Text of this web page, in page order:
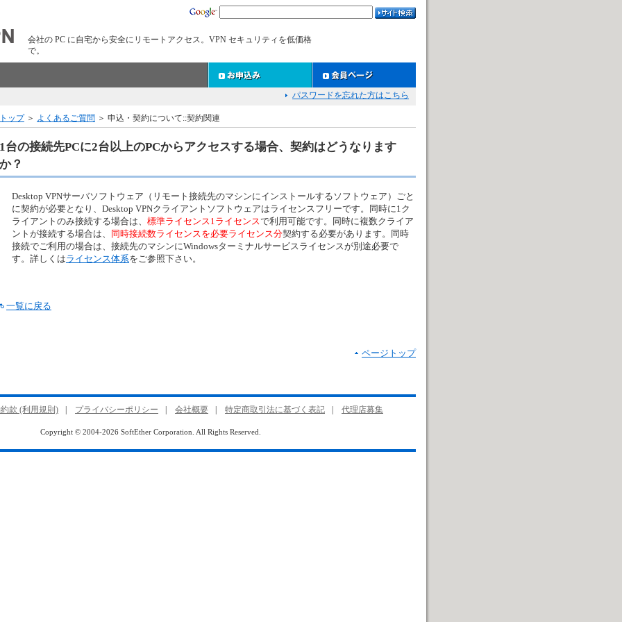
会社の PC に自宅から安全にリモートアクセス。VPN セキュリティを低価格
で。
パスワードを忘れた方はこちら
トップ＞ よくあるご質問 ＞ 申込・契約について::契約関連
1台の接続先PCに2台以上のPCからアクセスする場合、契約はどうなります
か？
Desktop VPNサーバソフトウェア（リモート接続先のマシンにインストールするソフトウェア）ごと
に契約が必要となり、Desktop VPNクライアントソフトウェアはライセンスフリーです。同時に1ク
ライアントのみ接続する場合は、 標準ライセンス1ライセンスで利用可能です。同時に複数クライア
ントが接続する場合は、
同時接続数ライセンスを必要ライセンス分契約する必要があります。同時
接続でご利用の場合は、接続先のマシンにWindowsターミナルサービスライセンスが別途必要で
す。詳しくはライセンス体系をご参照下さい。
一覧に戻る
ページトップ
款 (利用規則) プライバシーポリシー 会社概要 特定商取引法に基づく表記 代理店募集
Copyright © 2004-2026 SoftEther Corporation. All Rights Reserved.